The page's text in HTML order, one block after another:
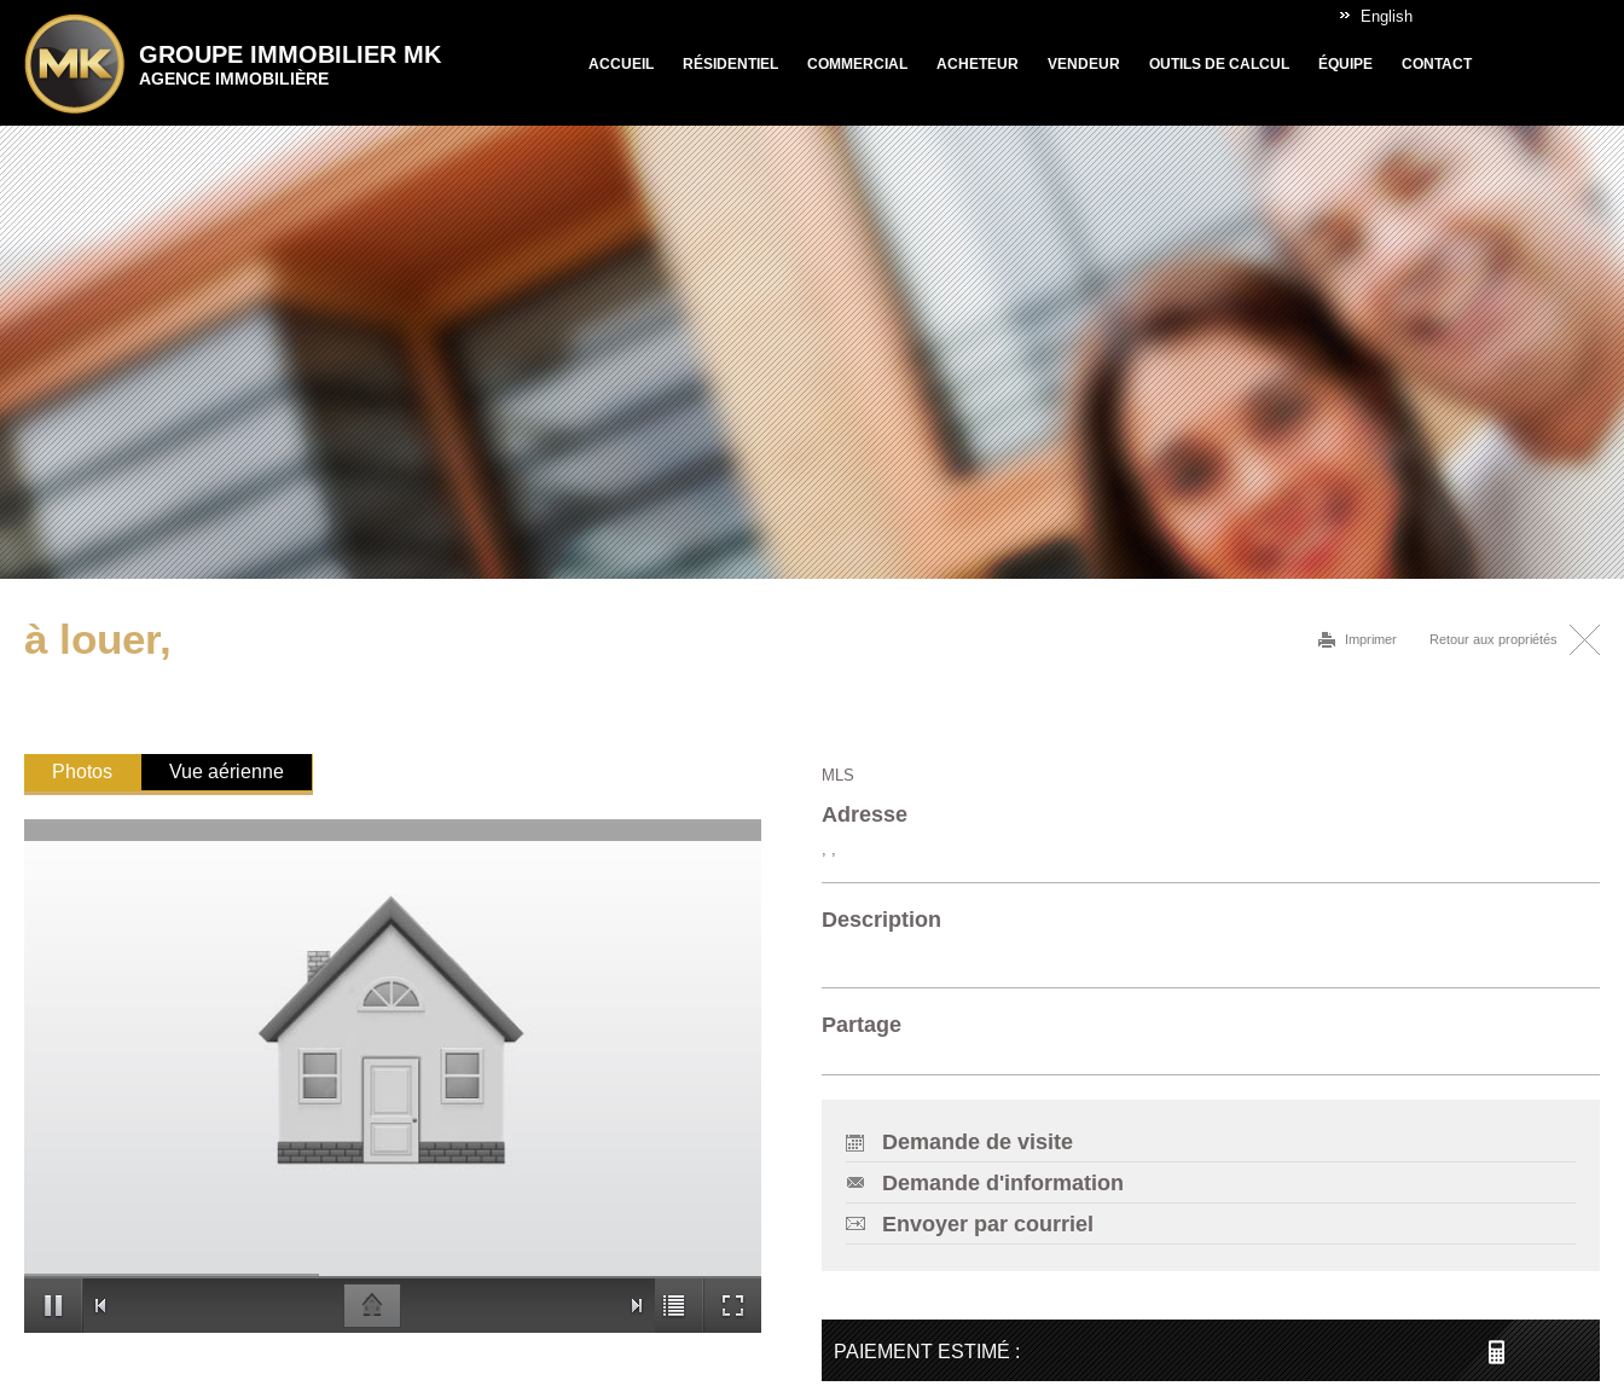
GROUPE IMMOBILIER MK
AGENCE IMMOBILIÈRE
English
ACCUEIL RÉSIDENTIEL COMMERCIAL ACHETEUR VENDEUR OUTILS DE CALCUL ÉQUIPE CONTACT
à louer, Imprimer Retour aux propriétés
Photos Vue aérienne MLS
Adresse
, ,
Description
Partage
Demande de visite
Demande d'information
Envoyer par courriel
PAIEMENT ESTIMÉ :